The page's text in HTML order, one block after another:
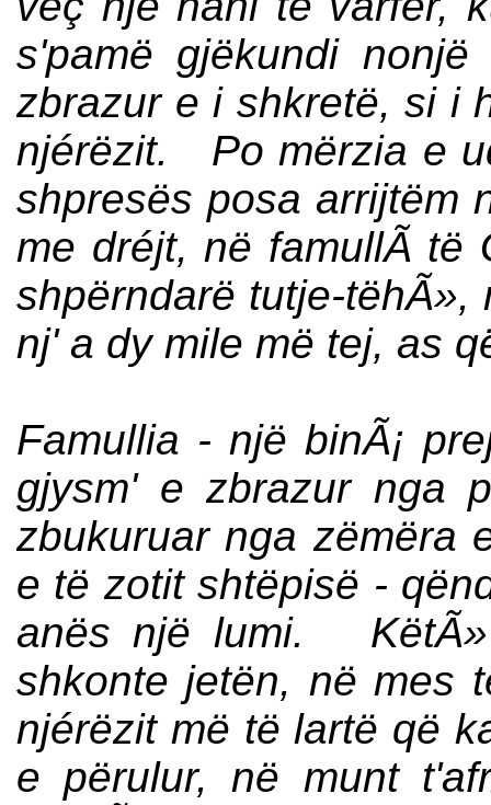
s'pamë gjëkundi
zbrazur e i shkretë, si i
njérëzit. Po mërzia e
shpresës posa arrijtëm
me dréjt, në famullÃ­ të
shpërndarë tutje-
nj' a dy mile më tej, as
Famullia - një binÃ¡
gjysm' e zbrazur nga
zbukuruar nga zëmëra
e të zotit shtëpisë -
anës një lumi.
shkonte jetën, në mes
njérëzit më të lartë që
e përulur, në munt